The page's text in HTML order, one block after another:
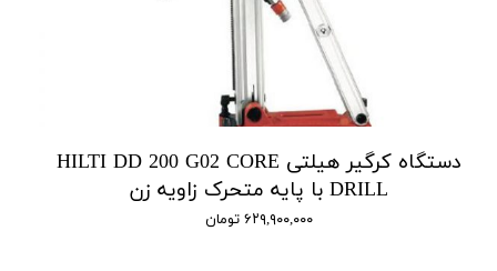
دستگاه کرگیر هیلتی HILTI DD 200 G02 CORE
DRILL با پایه متحرک زاویه زن
۶۲۹,۹۰۰,۰۰۰ تومان